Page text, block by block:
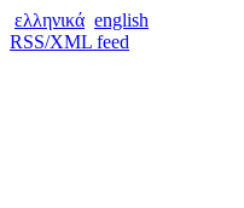
ελληνικά english
RSS/XML feed